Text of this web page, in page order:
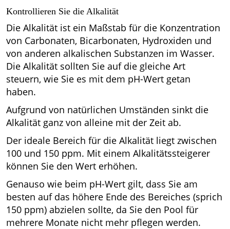
Kontrollieren Sie die Alkalität
Die Alkalität ist ein Maßstab für die Konzentration
von Carbonaten, Bicarbonaten, Hydroxiden und
von anderen alkalischen Substanzen im Wasser.
Die Alkalität sollten Sie auf die gleiche Art
steuern, wie Sie es mit dem pH-Wert getan
haben.
Aufgrund von natürlichen Umständen sinkt die
Alkalität ganz von alleine mit der Zeit ab.
Der ideale Bereich für die Alkalität liegt zwischen
100 und 150 ppm. Mit einem Alkalitätssteigerer
können Sie den Wert erhöhen.
Genauso wie beim pH-Wert gilt, dass Sie am
besten auf das höhere Ende des Bereiches (sprich
150 ppm) abzielen sollte, da Sie den Pool für
mehrere Monate nicht mehr pflegen werden.